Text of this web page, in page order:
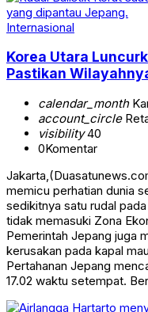
Internasional
Korea Utara
Pastikan
calendar_month
account_circle
visibility40
0Komentar
memicu perhatian dunia
sedikitnya satu rudal
tidak memasuki Zona
Pemerintah Jepang juga
kerusakan pada kapal
Pertahanan Jepang
17.02 waktu setempat.